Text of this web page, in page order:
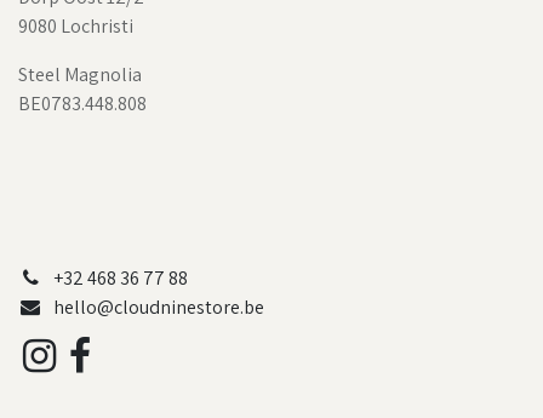
9080 Lochristi
Steel Magnolia
BE0783.448.808
+32 468 36 77 88
hello@cloudninestore.be